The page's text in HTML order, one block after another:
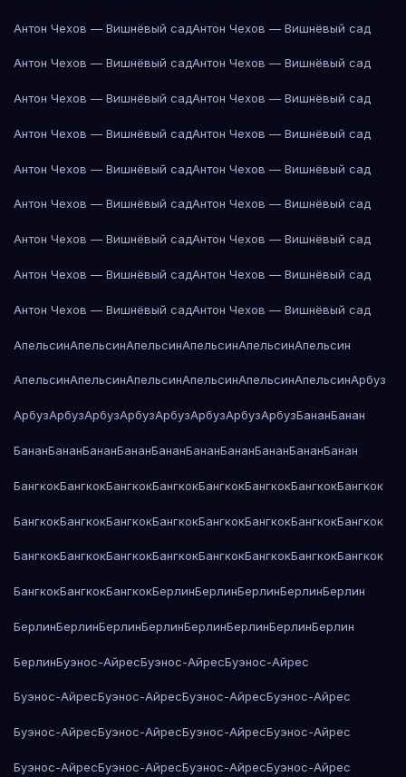
Антон Чехов — Вишнёвый садАнтон Чехов — Вишнёвый сад
Антон Чехов — Вишнёвый садАнтон Чехов — Вишнёвый сад
Антон Чехов — Вишнёвый садАнтон Чехов — Вишнёвый сад
Антон Чехов — Вишнёвый садАнтон Чехов — Вишнёвый сад
Антон Чехов — Вишнёвый садАнтон Чехов — Вишнёвый сад
Антон Чехов — Вишнёвый садАнтон Чехов — Вишнёвый сад
Антон Чехов — Вишнёвый садАнтон Чехов — Вишнёвый сад
Антон Чехов — Вишнёвый садАнтон Чехов — Вишнёвый сад
Антон Чехов — Вишнёвый садАнтон Чехов — Вишнёвый сад
АпельсинАпельсинАпельсинАпельсинАпельсинАпельсин
АпельсинАпельсинАпельсинАпельсинАпельсинАпельсинАрбуз
АрбузАрбузАрбузАрбузАрбузАрбузАрбузАрбузБананБанан
БананБананБананБананБананБананБананБананБананБанан
БангкокБангкокБангкокБангкокБангкокБангкокБангкокБангкок
БангкокБангкокБангкокБангкокБангкокБангкокБангкокБангкок
БангкокБангкокБангкокБангкокБангкокБангкокБангкокБангкок
БангкокБангкокБангкокБерлинБерлинБерлинБерлинБерлин
БерлинБерлинБерлинБерлинБерлинБерлинБерлинБерлин
БерлинБуэнос-АйресБуэнос-АйресБуэнос-Айрес
Буэнос-АйресБуэнос-АйресБуэнос-АйресБуэнос-Айрес
Буэнос-АйресБуэнос-АйресБуэнос-АйресБуэнос-Айрес
Буэнос-АйресБуэнос-АйресБуэнос-АйресБуэнос-Айрес